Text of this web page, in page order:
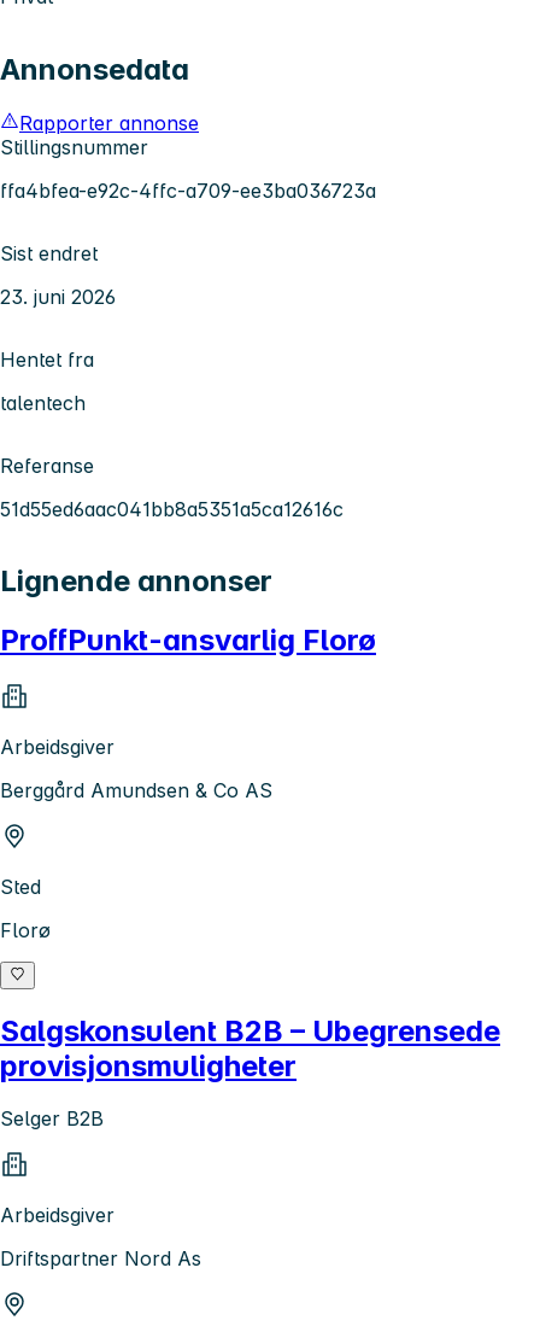
Annonsedata
Rapporter annonse
Stillingsnummer
ffa4bfea-e92c-4ffc-a709-ee3ba036723a
Sist endret
23. juni 2026
Hentet fra
talentech
Referanse
51d55ed6aac041bb8a5351a5ca12616c
Lignende annonser
ProffPunkt-ansvarlig Florø
Arbeidsgiver
Berggård Amundsen & Co AS
Sted
Florø
Salgskonsulent B2B – Ubegrensede
provisjonsmuligheter
Selger B2B
Arbeidsgiver
Driftspartner Nord As